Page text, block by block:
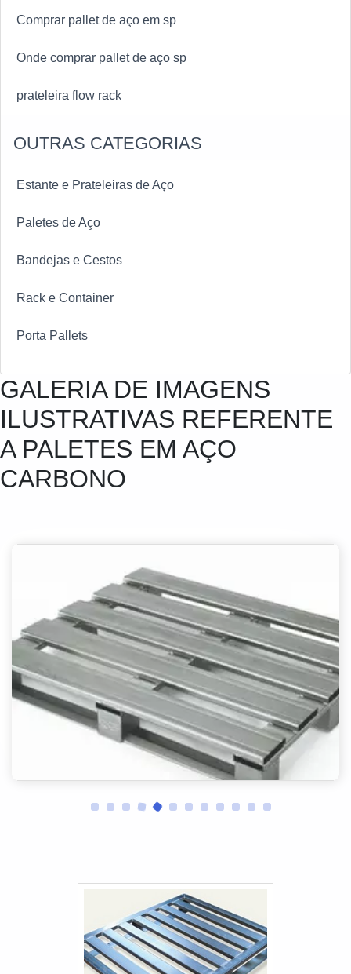
Comprar pallet de aço em sp
Onde comprar pallet de aço sp
prateleira flow rack
OUTRAS CATEGORIAS
Estante e Prateleiras de Aço
Paletes de Aço
Bandejas e Cestos
Rack e Container
Porta Pallets
GALERIA DE IMAGENS
ILUSTRATIVAS REFERENTE
A PALETES EM AÇO
CARBONO